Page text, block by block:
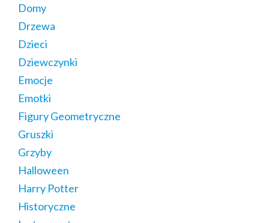
Domy
Drzewa
Dzieci
Dziewczynki
Emocje
Emotki
Figury Geometryczne
Gruszki
Grzyby
Halloween
Harry Potter
Historyczne